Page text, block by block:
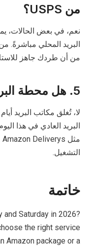
من USPS؟
نعم، في بعض الحالات،
البريد المحلي مباشرةً.
من أن طردك جاهز
5. هل محطة البريد مفتوحة يوم الأحد؟
لا، تُغلق مكاتب البريد
البريد العادي في هذا
التشغيل.
خاتمة
and Saturday in 2026?
the right service
Amazon package or a